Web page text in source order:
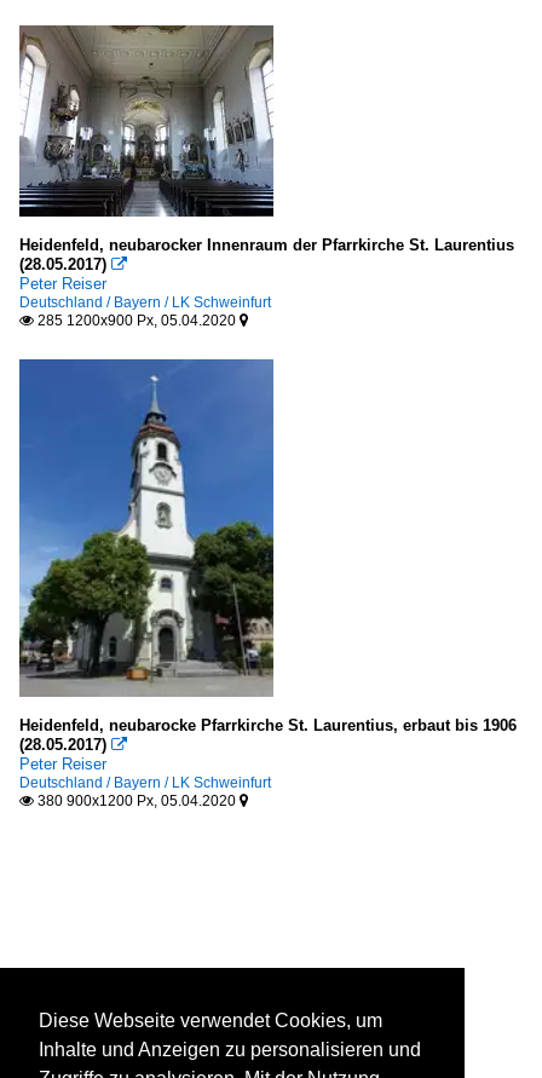
Heidenfeld, neubarocker Innenraum der Pfarrkirche St. Laurentius
(28.05.2017) 
Peter Reiser
Deutschland / Bayern / LK Schweinfurt
 285 1200x900 Px, 05.04.2020 
Heidenfeld, neubarocke Pfarrkirche St. Laurentius, erbaut bis 1906
(28.05.2017) 
Peter Reiser
Deutschland / Bayern / LK Schweinfurt
 380 900x1200 Px, 05.04.2020 
Diese Webseite verwendet Cookies, um
Inhalte und Anzeigen zu personalisieren und